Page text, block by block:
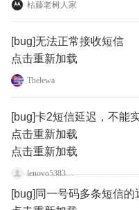
枯藤老树人家
[bug]无法正常接收短信
点击重新加载
Thelewa
[bug]卡2短信延迟，不能
点击重新加载
点击重新加载
lenovo53834792
[bug]同一号码多条短信